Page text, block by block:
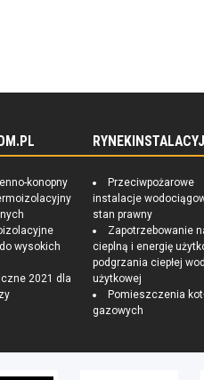
konopny
wysokich
2021 dla
Przeciwpożarowe
instalacje
stan prawny
Zapotrzebowanie
cieplną i energię
podgrzania ciepłej
użytkowej
Pomieszczenia
gazowych